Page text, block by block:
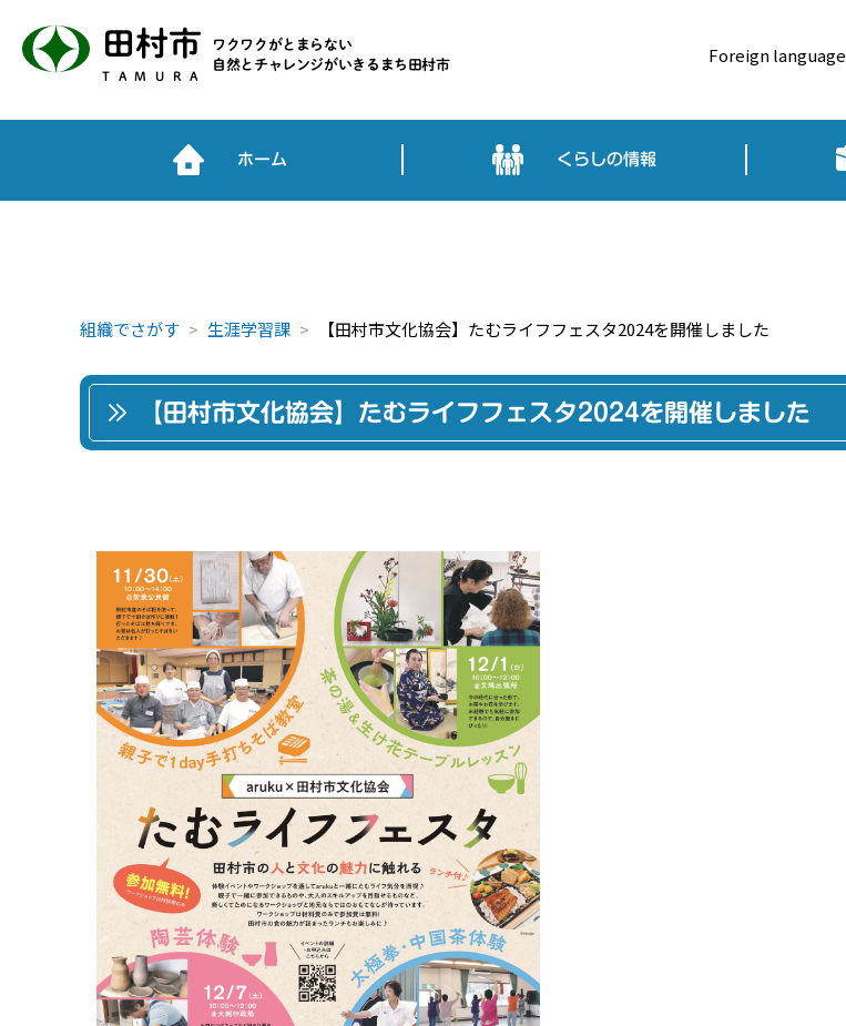
田村市
TAMURA
ワクワクがとまらない
自然とチャレンジがいきるまち田村市
Foreign language
ホーム くらしの情報
組織でさがす 生涯学習課 【田村市文化協会】たむライフフェスタ2024を開催しました
【田村市文化協会】たむライフフェスタ2024を開催しました